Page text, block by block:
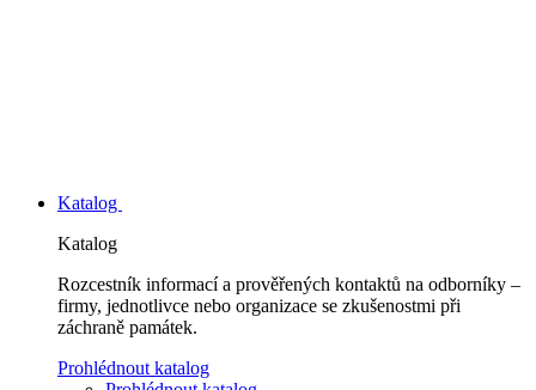
Katalog
Katalog
Rozcestník informací a prověřených kontaktů na odborníky –
firmy, jednotlivce nebo organizace se zkušenostmi při
záchraně památek.
Prohlédnout katalog